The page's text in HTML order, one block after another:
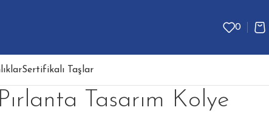
0
Sertifikalı Taşlar
Tasarım Kolye